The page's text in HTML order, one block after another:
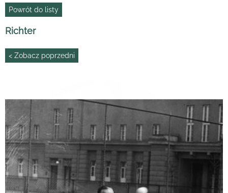
Powrót do listy
Richter
< Zobacz poprzedni